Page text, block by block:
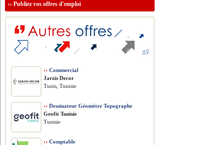
››Publiez vos offres d'emploi
›› Commercial
Jarzis Decor
Tunis, Tunisie
›› Dessinateur Géomètre Topographe
Geofit Tunisie
Tunisie
›› Comptable